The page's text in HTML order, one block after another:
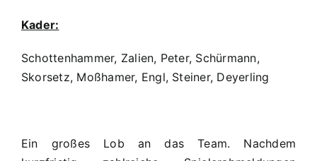
Burglengenfeld
Kader:
Schottenhammer, Zalien, Peter, Schürmann,
Skorsetz, Moßhamer, Engl, Steiner, Deyerling
Ein großes Lob an das Team. Nachdem